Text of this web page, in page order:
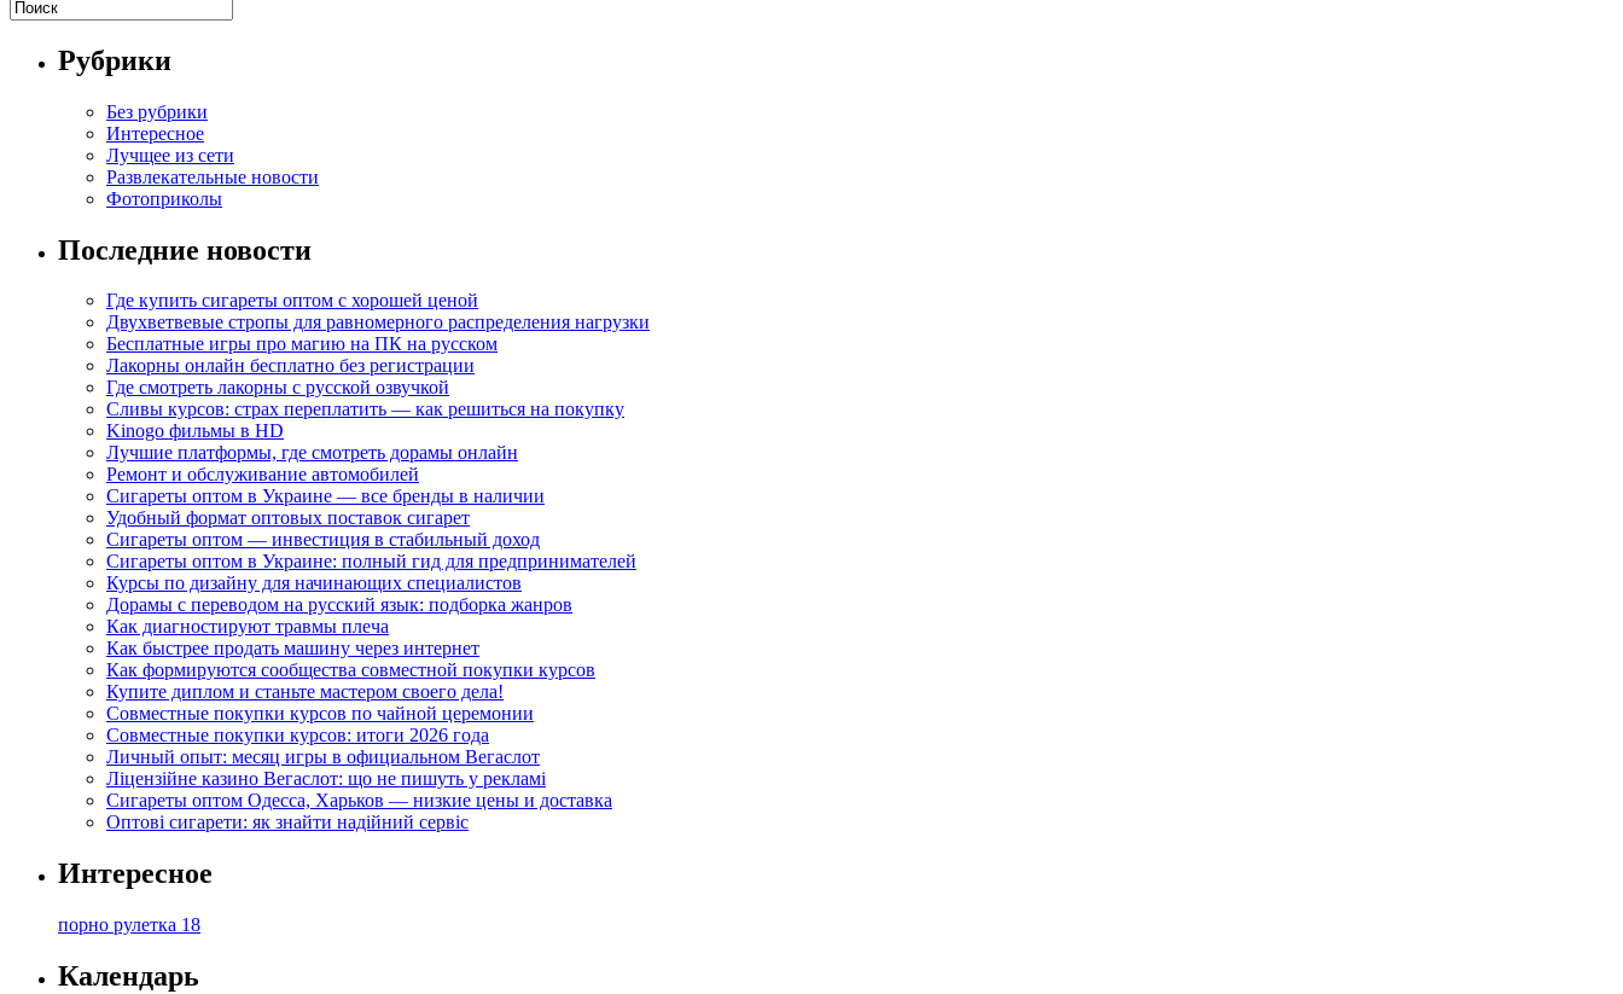
Рубрики
Без рубрики
Интересное
Лучщее из сети
Развлекательные новости
Фотоприколы
Последние новости
Где купить сигареты оптом с хорошей ценой
Двухветвевые стропы для равномерного распределения нагрузки
Бесплатные игры про магию на ПК на русском
Лакорны онлайн бесплатно без регистрации
Где смотреть лакорны с русской озвучкой
Сливы курсов: страх переплатить — как решиться на покупку
Kinogo фильмы в HD
Лучшие платформы, где смотреть дорамы онлайн
Ремонт и обслуживание автомобилей
Сигареты оптом в Украине — все бренды в наличии
Удобный формат оптовых поставок сигарет
Сигареты оптом — инвестиция в стабильный доход
Сигареты оптом в Украине: полный гид для предпринимателей
Курсы по дизайну для начинающих специалистов
Дорамы с переводом на русский язык: подборка жанров
Как диагностируют травмы плеча
Как быстрее продать машину через интернет
Как формируются сообщества совместной покупки курсов
Купите диплом и станьте мастером своего дела!
Совместные покупки курсов по чайной церемонии
Совместные покупки курсов: итоги 2026 года
Личный опыт: месяц игры в официальном Вегаслот
Ліцензійне казино Вегаслот: що не пишуть у рекламі
Сигареты оптом Одесса, Харьков — низкие цены и доставка
Оптові сигарети: як знайти надійний сервіс
Интересное
порно рулетка 18
Календарь